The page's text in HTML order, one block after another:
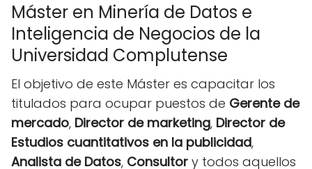
Máster en Minería de Datos e
Inteligencia de Negocios de la
Universidad Complutense
El objetivo de este Máster es capacitar los
titulados para ocupar puestos de Gerente de
mercado, Director de marketing, Director de
Estudios cuantitativos en la publicidad,
Analista de Datos, Consultor y todos aquellos